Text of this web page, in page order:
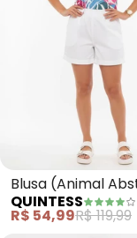
Blusa (Animal
em Malha Fria
QUINTESS
R$ 54,99R$ 119,99